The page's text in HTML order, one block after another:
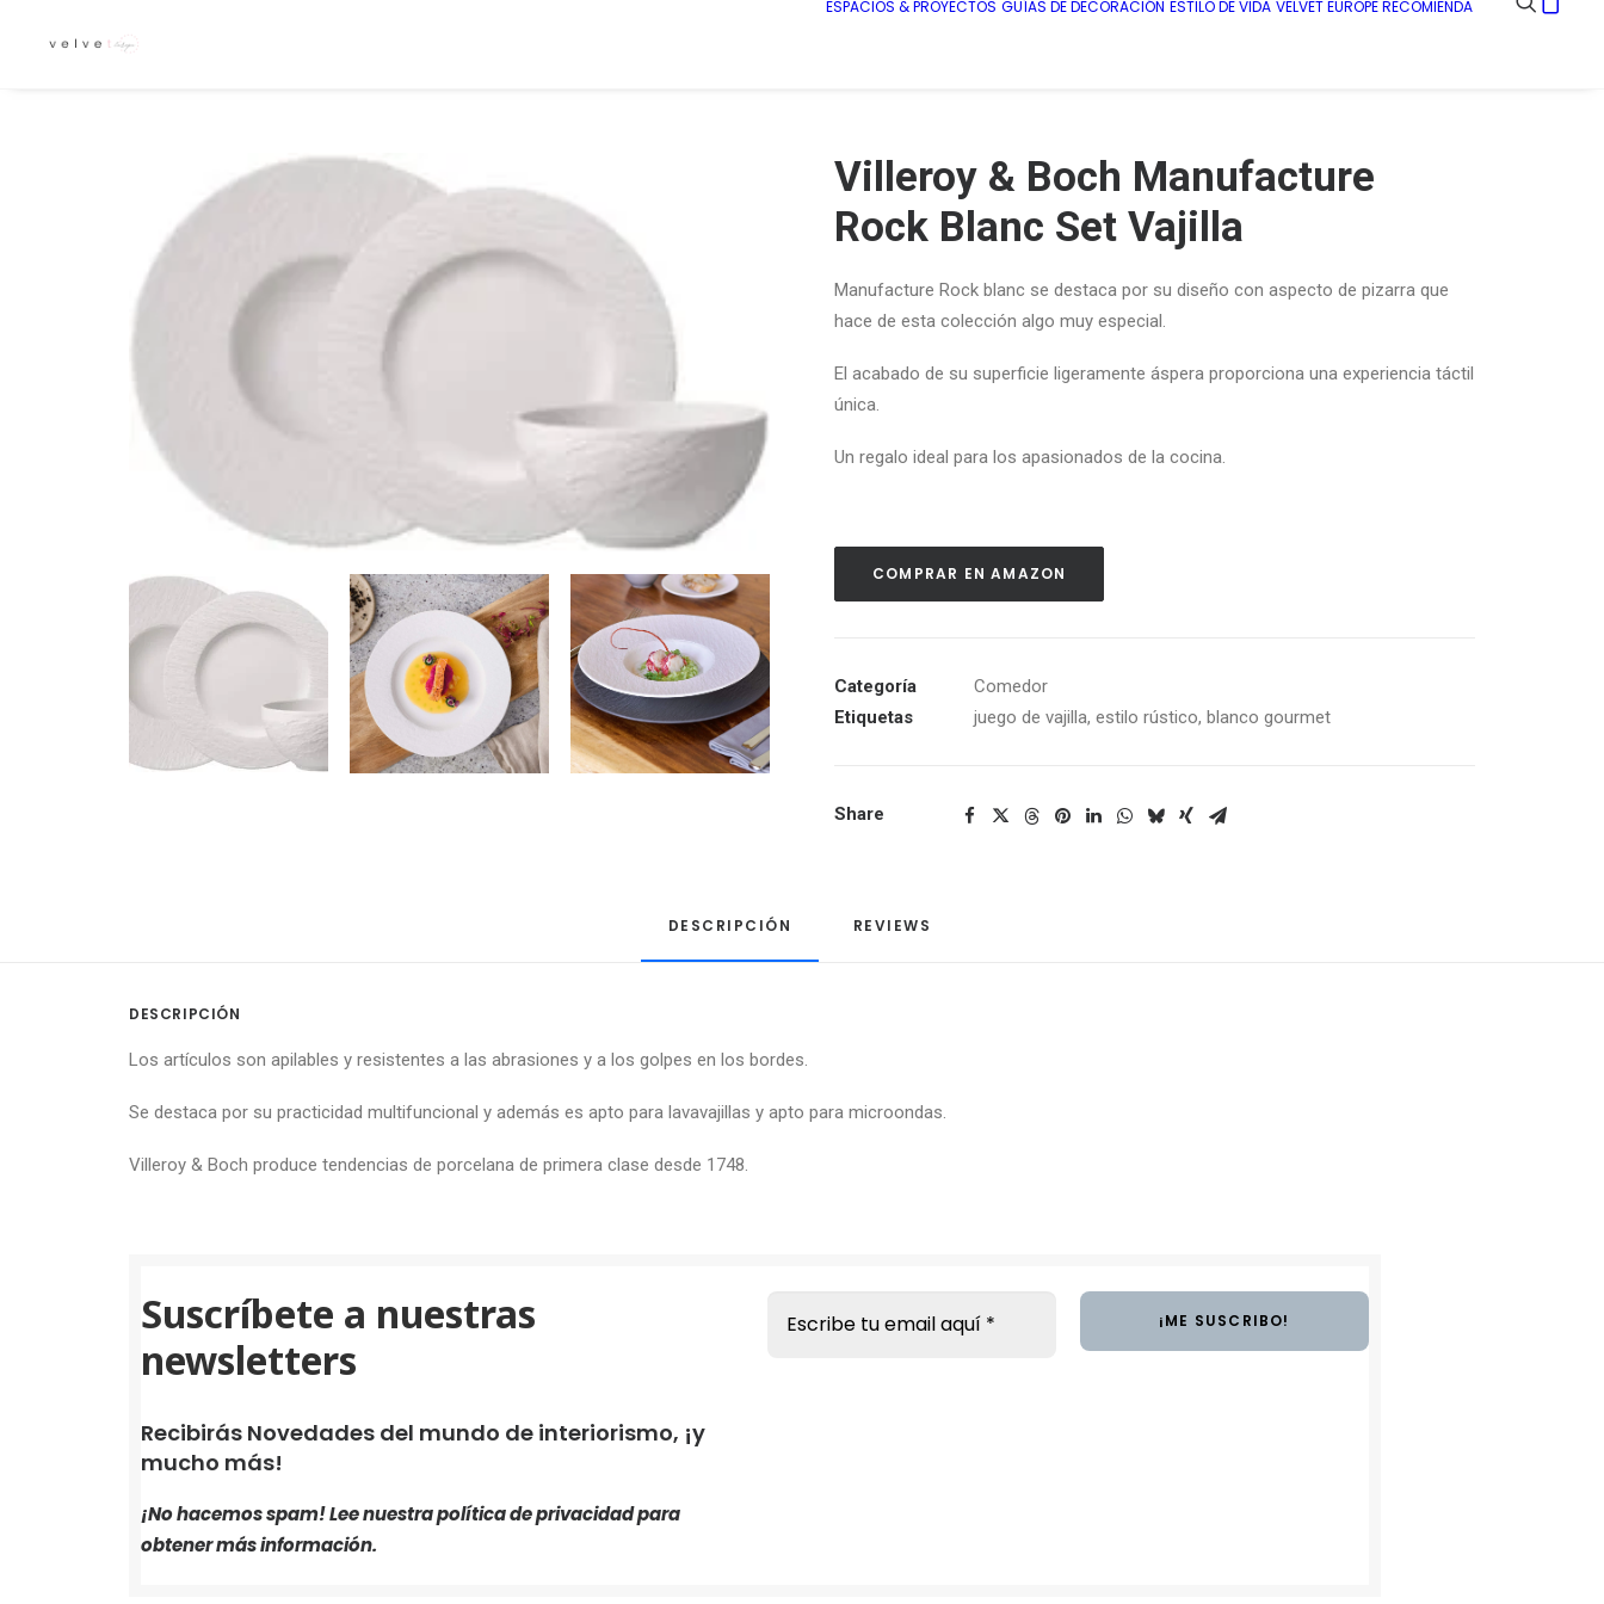
ESPACIOS & PROYECTOS GUÍAS DE DECORACIÓN ESTILO DE VIDA VELVET EUROPE RECOMIENDA
Villeroy & Boch Manufacture
Rock Blanc Set Vajilla
Manufacture Rock blanc se destaca por su diseño con aspecto de pizarra que
hace de esta colección algo muy especial.
El acabado de su superficie ligeramente áspera proporciona una experiencia táctil
única.
Un regalo ideal para los apasionados de la cocina.
COMPRAR EN AMAZON
Categoría
Comedor
Etiquetas
juego de vajilla, estilo rústico, blanco gourmet
Share
DESCRIPCIÓN REVIEWS
DESCRIPCIÓN
Los artículos son apilables y resistentes a las abrasiones y a los golpes en los bordes.
Se destaca por su practicidad multifuncional y además es apto para lavavajillas y apto para microondas.
Villeroy & Boch produce tendencias de porcelana de primera clase desde 1748.
Suscríbete a nuestras
newsletters
Recibirás Novedades del mundo de interiorismo, ¡y
mucho más!
¡No hacemos spam! Lee nuestrapolítica de privacidadpara
obtener más información.